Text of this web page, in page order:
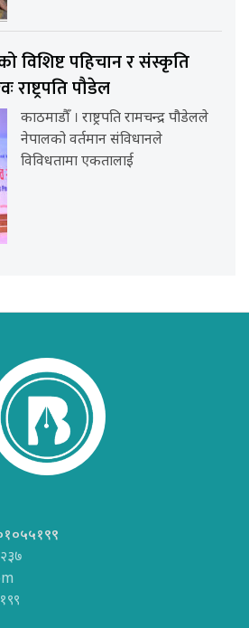
विशिष्ट पहिचान र संस्कृति
राष्ट्रपति पौडेल
काठमाडौँ । राष्ट्रपति रामचन्द्र पौडेलले
नेपालको वर्तमान संविधानले
विविधतामा एकतालाई